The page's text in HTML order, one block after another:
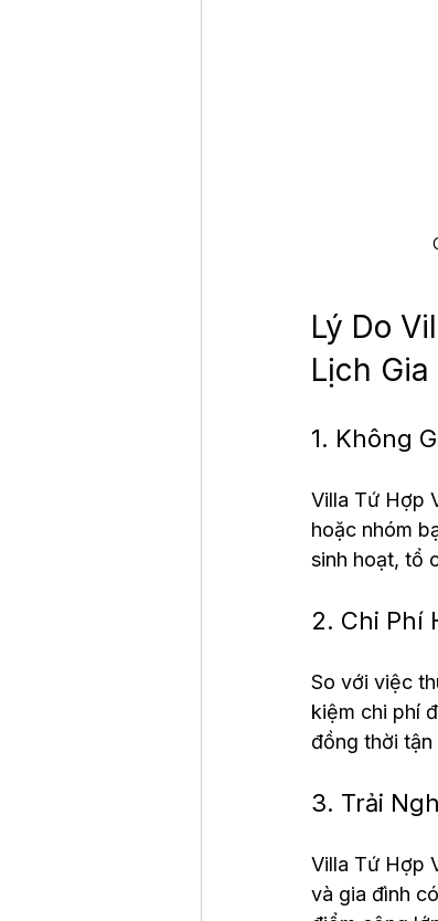
Lý Do
Lịch
1. Không
Villa Tứ Hợp
hoặc nhóm
sinh hoạt, tổ
2. Chi Phí
So với việc
kiệm chi phí
đồng thời tận
3. Trải
Villa Tứ Hợp
và gia đình